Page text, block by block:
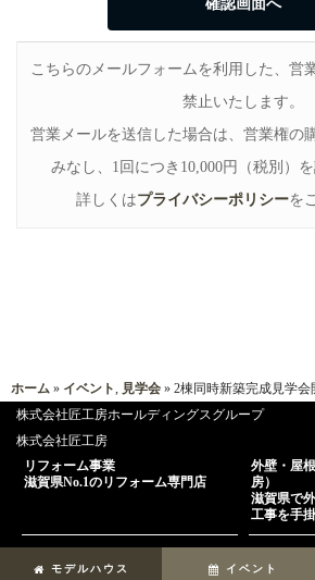
モデルハウス イベント
こちらのメールフォームを利用した、営
禁止いたします。
営業メールを送信した場合は、営業権の
みなし、1回につき10,000円（税別）を
詳しくはプライバシーポリシーを
ホーム » イベント 見学会 » 2棟同時新築完成見学会
株式会社匠工房ホールディングスグループ
株式会社匠工房
リフォーム事業
滋賀県No.1のリフォーム専門店
外壁・屋
房）
滋賀県で
工事を手
注文住宅事業
不動産売買